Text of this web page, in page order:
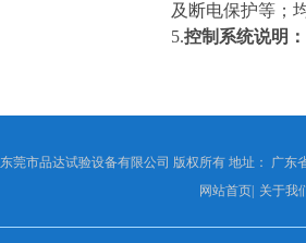
及断电保护等；
5.控制系统说明：
东莞市品达试验设备有限公司 版权所有 地址： 广东
网站首页| 关于我